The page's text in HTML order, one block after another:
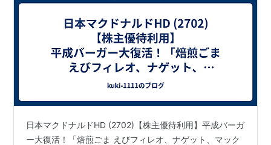
日本マクドナルドHD (2702)【株主優待利用】平成バーガ
ー大復活！「焙煎ごま えびフィレオ、ナゲット、マック